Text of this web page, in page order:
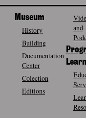
Museum
History
Building
Documentation
Center
Colection
Editions
and